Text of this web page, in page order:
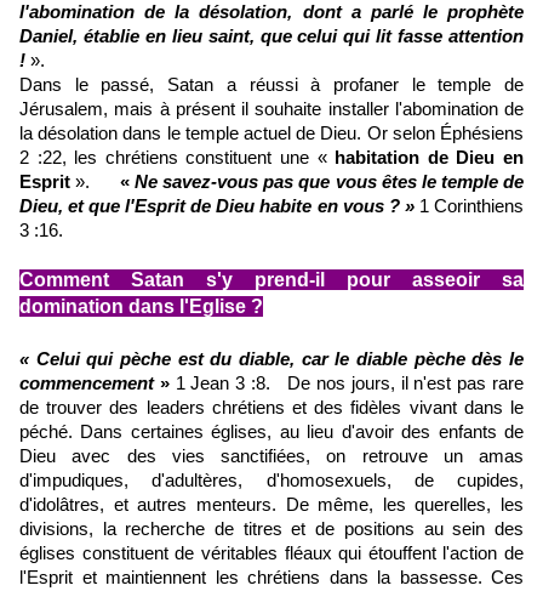
l'abomination de la désolation, dont a parlé le prophète
Daniel, établie en lieu saint, que celui qui lit fasse attention
! ».
Dans le passé, Satan a réussi à profaner le temple de
Jérusalem, mais à présent il souhaite installer l'abomination de
la désolation dans le temple actuel de Dieu. Or selon Éphésiens
2 :22, les chrétiens constituent une « habitation de Dieu en
Esprit ». « Ne savez-vous pas que vous êtes le temple de
Dieu, et que l'Esprit de Dieu habite en vous ? »1 Corinthiens
3 :16.
Comment Satan s'y prend-il pour asseoir sa
domination dans l'Eglise ?
« Celui qui pèche est du diable, car le diable pèche dès le
commencement» 1 Jean 3 :8.
De nos jours, il n'est pas rare
de trouver des leaders chrétiens et des fidèles vivant dans le
péché. Dans certaines églises, au lieu d'avoir des enfants de
Dieu avec des vies sanctifiées, on retrouve un amas
d'impudiques, d'adultères, d'homosexuels, de cupides,
d'idolâtres, et autres menteurs. De même, les querelles, les
divisions, la recherche de titres et de positions au sein des
églises constituent de véritables fléaux qui étouffent l'action de
l'Esprit et maintiennent les chrétiens dans la bassesse. Ces